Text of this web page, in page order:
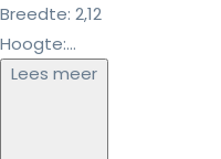
Breedte: 2,12
Hoogte:...
Lees meer